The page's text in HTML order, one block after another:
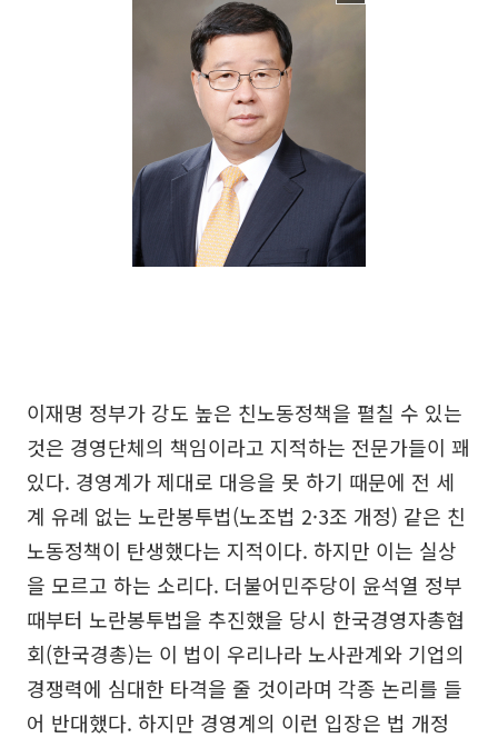
이재명 정부가 강도 높은 친노동정책을 펼칠 수 있는
것은 경영단체의 책임이라고 지적하는 전문가들이 꽤
있다. 경영계가 제대로 대응을 못 하기 때문에 전 세
계 유례 없는 노란봉투법(노조법 2·3조 개정) 같은 친
노동정책이 탄생했다는 지적이다. 하지만 이는 실상
을 모르고 하는 소리다. 더불어민주당이 윤석열 정부
때부터 노란봉투법을 추진했을 당시 한국경영자총협
회(한국경총)는 이 법이 우리나라 노사관계와 기업의
경쟁력에 심대한 타격을 줄 것이라며 각종 논리를 들
어 반대했다. 하지만 경영계의 이런 입장은 법 개정